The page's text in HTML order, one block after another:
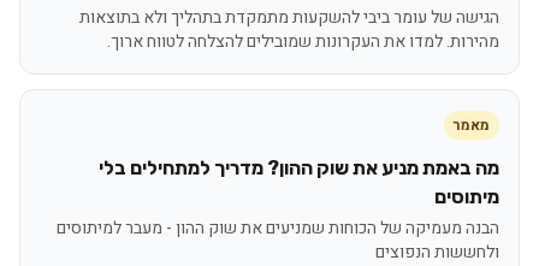
הגישה של עומר ביבי להשקעות מתמקדת בתהליך ולא בתוצאות
מהירות. למדו את העקרונות שמובילים להצלחה לטווח ארוך.
מאמר
מה באמת מניע את שוק ההון? מדריך למתחילים בלי
מיתוסים
הבנה מעמיקה של הכוחות שמניעים את שוק ההון - מעבר למיתוסים
ולחששות הנפוצים